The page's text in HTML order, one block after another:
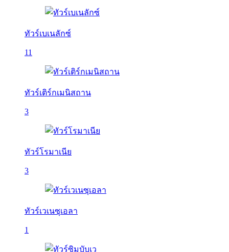
ทัวร์เบเนลักซ์
11
ทัวร์เติร์กเมนิสถาน
3
ทัวร์โรมาเนีย
3
ทัวร์เวเนซุเอลา
1